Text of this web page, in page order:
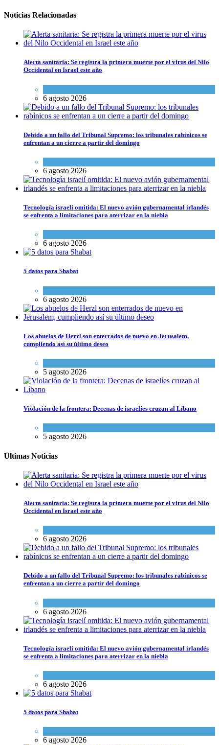
Noticias Relacionadas
Alerta sanitaria: Se registra la primera muerte por el virus del Nilo
Occidental en Israel este año
6 agosto 2026
Debido a un fallo del Tribunal Supremo: los tribunales rabínicos se
enfrentan a un cierre a partir del domingo
6 agosto 2026
Tecnología israelí omitida: El nuevo avión gubernamental irlandés
se enfrenta a limitaciones para aterrizar en la niebla
6 agosto 2026
5 datos para Shabat
6 agosto 2026
Los abuelos de Herzl son enterrados de nuevo en Jerusalem,
cumpliendo así su último deseo
5 agosto 2026
Violación de la frontera: Decenas de israelíes cruzan al Líbano
5 agosto 2026
Últimas Noticias
Alerta sanitaria: Se registra la primera muerte por el virus del Nilo
Occidental en Israel este año
6 agosto 2026
Debido a un fallo del Tribunal Supremo: los tribunales rabínicos se
enfrentan a un cierre a partir del domingo
6 agosto 2026
Tecnología israelí omitida: El nuevo avión gubernamental irlandés
se enfrenta a limitaciones para aterrizar en la niebla
6 agosto 2026
5 datos para Shabat
6 agosto 2026